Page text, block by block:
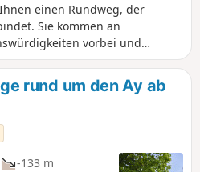
einen Rundweg, der
Sie kommen an
vorbei und
Landschaft. Für Liebhaber der
Gratot eine kleine Oase der
rund um den Ay ab
-133 m